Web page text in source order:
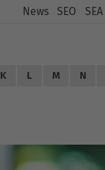
News SEO SEA
K L M N